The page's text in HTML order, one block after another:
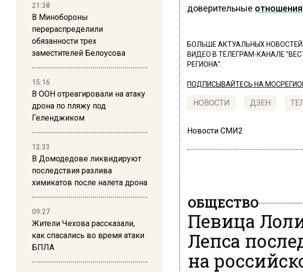
21:38
В Минобороны
перераспределили
обязанности трех
заместителей Белоусова
15:16
В ООН отреагировали на атаку
дрона по пляжу под
Геленджиком
12:33
В Домодедове ликвидируют
последствия разлива
химикатов после налета дрона
09:27
Жители Чехова рассказали,
как спасались во время атаки
БПЛА
доверительные отношения
БОЛЬШЕ АКТУАЛЬНЫХ
ВИДЕО В ТЕЛЕГРАМ-КАНАЛЕ
РЕГИОНА".
ПОДПИСЫВАЙТЕСЬ НА
НОВОСТИ ДЗЕН
Новости СМИ2
ОБЩЕСТВО
Певица
Лепса
на